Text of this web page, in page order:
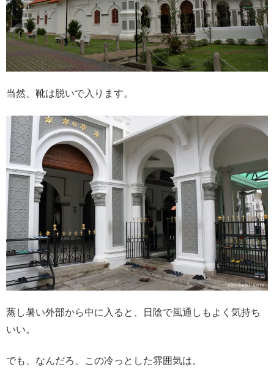
当然、靴は脱いで入ります。
蒸し暑い外部から中に入ると、日陰で風通しもよく気持ち
いい。
でも、なんだろ、この冷っとした雰囲気は。